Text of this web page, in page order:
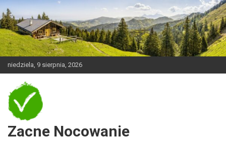
Skip
to
content
niedziela, 9 sierpnia, 2026
Zacne Nocowanie